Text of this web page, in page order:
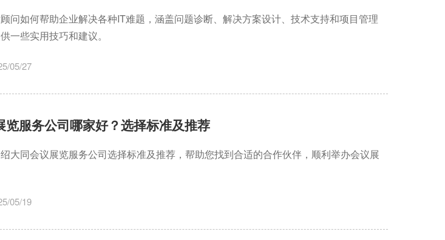
问如何帮助企业解决各种IT难题，涵盖问题诊断、解决方案设计、技术支持和项目管理
一些实用技巧和建议。
05/27
览服务公司哪家好？选择标准及推荐
大同会议展览服务公司选择标准及推荐，帮助您找到合适的合作伙伴，顺利举办会议展
05/19